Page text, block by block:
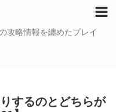
攻略情報を纏めたプレイ
するのとどちらが